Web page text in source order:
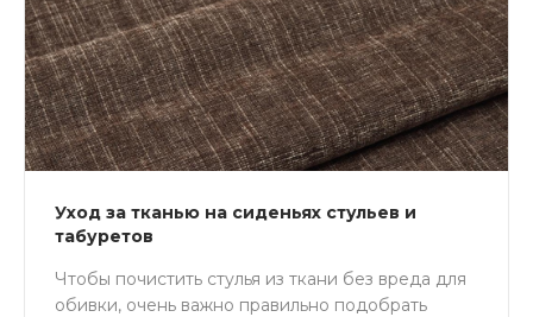
Уход за тканью на сиденьях стульев и
табуретов
Чтобы почистить стулья из ткани без вреда для
обивки, очень важно правильно подобрать